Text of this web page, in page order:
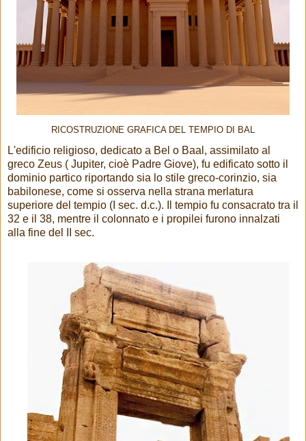
RICOSTRUZIONE GRAFICA DEL TEMPIO DI BAL
L'edificio religioso, dedicato a Bel o Baal, assimilato al
greco Zeus ( Jupiter, cioè Padre Giove), fu edificato sotto il
dominio partico riportando sia lo stile greco-corinzio, sia
babilonese, come si osserva nella strana merlatura
superiore del tempio (I sec. d.c.). Il tempio fu consacrato tra il
32 e il 38, mentre il colonnato e i propilei furono innalzati
alla fine del II sec.